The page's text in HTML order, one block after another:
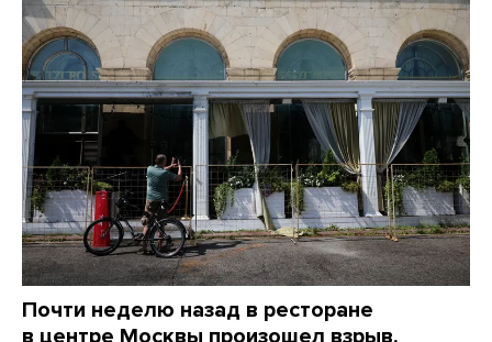
Почти неделю назад в ресторане
в центре Москвы произошел взрыв.